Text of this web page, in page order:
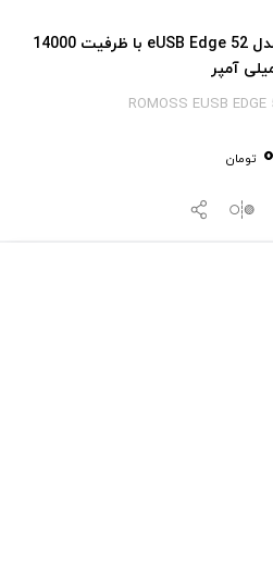
پاوربانک Romoss روموس مدل eUSB Edge 52 با ظرفیت 14000
آمپر
ROMOSS EUSB
0 تومان